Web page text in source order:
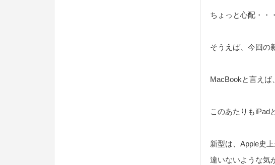
ちょっと心配・・
そうえば、今回の
MacBookと言えば
このあたりもiPad
新型は、Apple史
違いないような気